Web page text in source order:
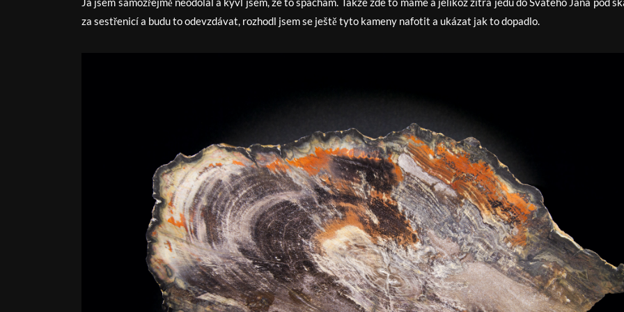
za sestřenicí a budu to odevzdávat, rozhodl jsem se ještě tyto kameny nafotit a ukázat jak to dopadlo.